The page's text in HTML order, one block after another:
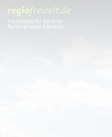
Freizeittipps für den Kreis
Recklinghausen & Bottrop